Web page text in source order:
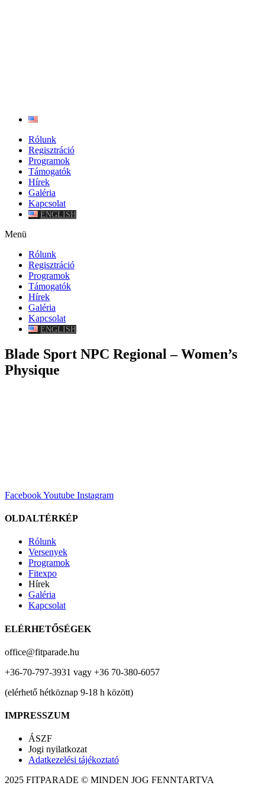
Rólunk
Regisztráció
Programok
Támogatók
Hírek
Galéria
Kapcsolat
ENGLISH
Menü
Rólunk
Regisztráció
Programok
Támogatók
Hírek
Galéria
Kapcsolat
ENGLISH
Blade Sport NPC Regional – Women’s
Physique
FacebookYoutube Instagram
OLDALTÉRKÉP
Rólunk
Versenyek
Programok
Fitexpo
Hírek
Galéria
Kapcsolat
ELÉRHETŐSÉGEK
office@fitparade.hu
+36-70-797-3931 vagy +36 70-380-6057
(elérhető hétköznap 9-18 h között)
IMPRESSZUM
ÁSZF
Jogi nyilatkozat
Adatkezelési tájékoztató
2025 FITPARADE © MINDEN JOG FENNTARTVA